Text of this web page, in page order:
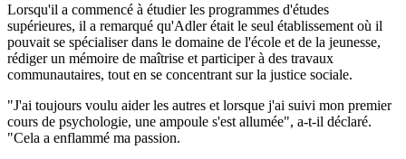
Lorsqu'il a commencé à étudier les programmes d'études
supérieures, il a remarqué qu'Adler était le seul établissement où il
pouvait se spécialiser dans le domaine de l'école et de la jeunesse,
rédiger un mémoire de maîtrise et participer à des travaux
communautaires, tout en se concentrant sur la justice sociale.
"J'ai toujours voulu aider les autres et lorsque j'ai suivi mon premier
cours de psychologie, une ampoule s'est allumée", a-t-il déclaré.
"Cela a enflammé ma passion.